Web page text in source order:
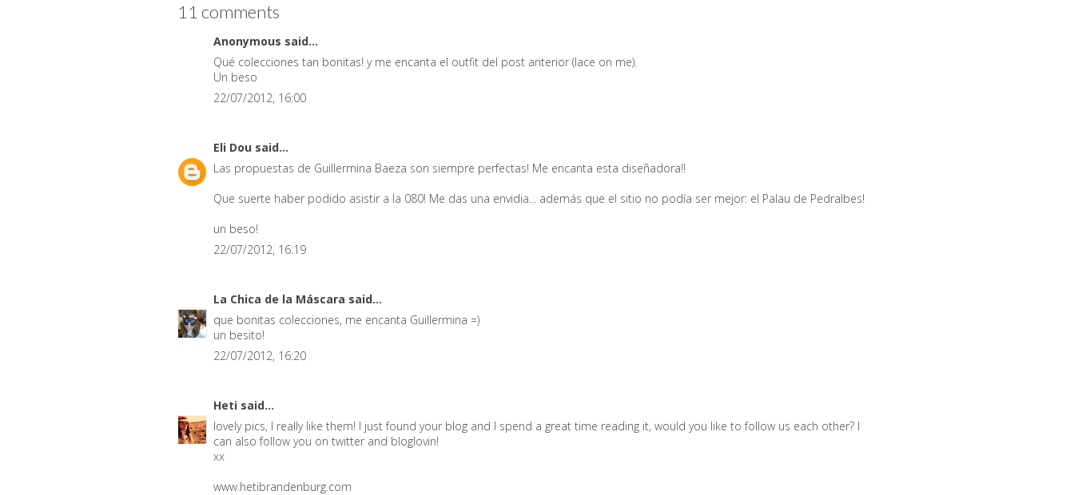
11 comments
Anonymous said...
Qué colecciones tan bonitas! y me encanta el outfit del post anterior (lace on me).
Un beso
22/07/2012, 16:00
Eli Dou said...
Las propuestas de Guillermina Baeza son siempre perfectas! Me encanta esta diseñadora!!
Que suerte haber podido asistir a la 080! Me das una envidia... además que el sitio no podía ser mejor: el Palau de Pedralbes!
un beso!
22/07/2012, 16:19
La Chica de la Máscara said...
que bonitas colecciones, me encanta Guillermina =)
un besito!
22/07/2012, 16:20
Heti said...
lovely pics, I really like them! I just found your blog and I spend a great time reading it, would you like to follow us each other? I
can also follow you on twitter and bloglovin!
xx
www.hetibrandenburg.com